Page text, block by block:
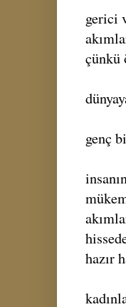
gerici
çünkü
genç
hazır